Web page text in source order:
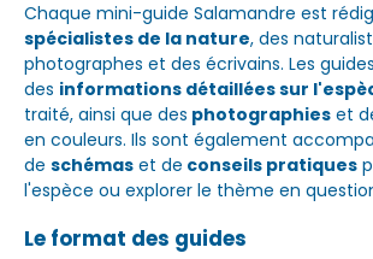
Chaque mini-guide Salamandre est
spécialistes de la nature, des
photographes et des écrivains. Les
des informations détaillées sur
traité, ainsi que des photographies et
en couleurs. Ils sont également
de schémas et de conseils pratiques
l'espèce ou explorer le thème en
Le format des guides